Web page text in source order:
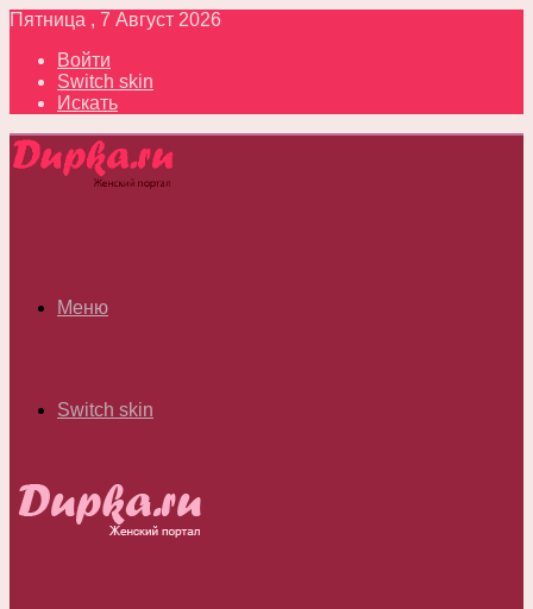
Пятница , 7 Август 2026
Войти
Switch skin
Искать
Меню
Switch skin